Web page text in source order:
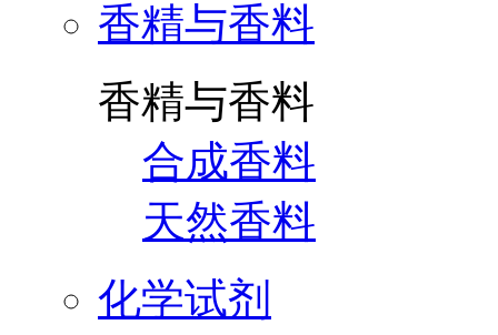
香精与香料
香精与香料
合成香料
天然香料
化学试剂